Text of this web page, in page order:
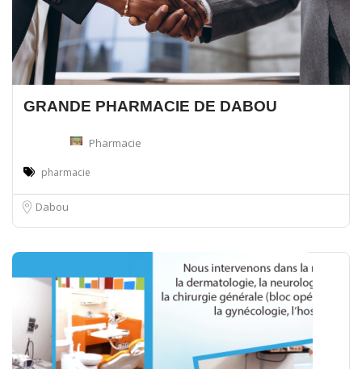
GRANDE PHARMACIE DE DABOU
Pharmacie
pharmacie
Dabou